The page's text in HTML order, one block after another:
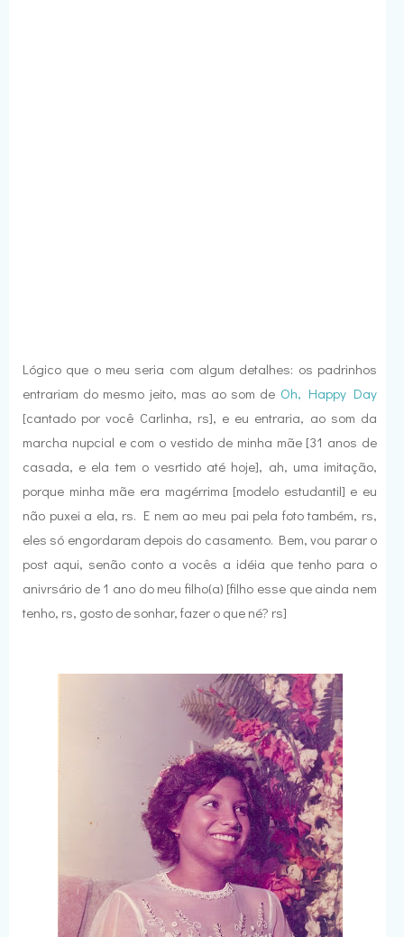
Lógico que o meu seria com algum detalhes: os padrinhos
entrariam do mesmo jeito, mas ao som de Oh, Happy Day
[cantado por você Carlinha, rs], e eu entraria, ao som da
marcha nupcial e com o vestido de minha mãe [31 anos de
casada, e ela tem o vesrtido até hoje], ah, uma imitação,
porque minha mãe era magérrima [modelo estudantil] e eu
não puxei a ela, rs. E nem ao meu pai pela foto também, rs,
eles só engordaram depois do casamento. Bem, vou parar o
post aqui, senão conto a vocês a idéia que tenho para o
anivrsário de 1 ano do meu filho(a) [filho esse que ainda nem
tenho, rs, gosto de sonhar, fazer o que né? rs]